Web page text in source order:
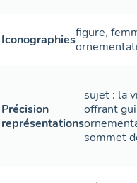
Iconographiesfigure,
Précision
représentations
sujet : la
offrant
sommet